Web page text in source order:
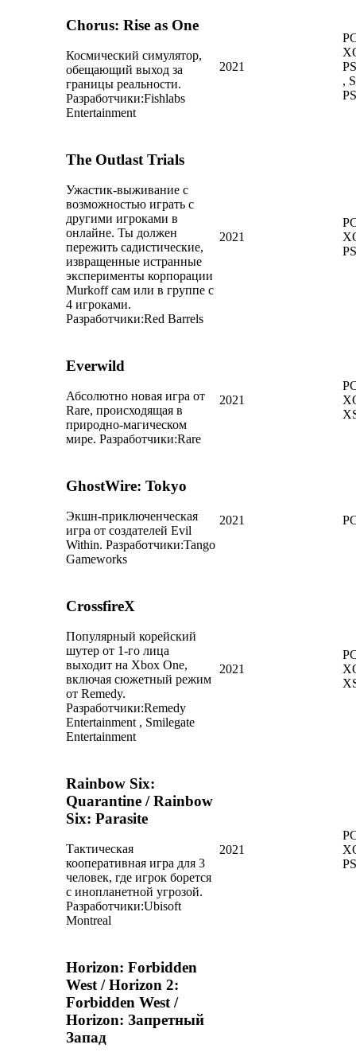
Chorus: Rise as One
Космический симулятор,
обещающий выход за
границы реальности.
Разработчики:Fishlabs
Entertainment
2021
,
The Outlast Trials
Ужастик-выживание с
возможностью играть с
другими игроками в
онлайне. Ты должен
пережить садистические,
извращенные истранные
эксперименты корпорации
Murkoff сам или в группе с
4 игроками.
Разработчики:Red Barrels
2021
Everwild
Абсолютно новая игра от
Rare, происходящая в
природно-магическом
мире. Разработчики:Rare
2021
GhostWire: Tokyo
Экшн-приключенческая
игра от создателей Evil
Within. Разработчики:Tango
Gameworks
2021
CrossfireX
Популярный корейский
шутер от 1-го лица
выходит на Xbox One,
включая сюжетный режим
от Remedy.
Разработчики:Remedy
Entertainment , Smilegate
Entertainment
2021
Rainbow Six:
Quarantine / Rainbow
Six: Parasite
Тактическая
кооперативная игра для 3
человек, где игрок борется
с инопланетной угрозой.
Разработчики:Ubisoft
Montreal
2021
Horizon: Forbidden
West / Horizon 2:
Forbidden West /
Horizon: Запретный
Запад